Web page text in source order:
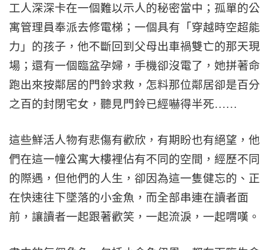
工人深深卡在一個難以示人的秘密當中；孤單的公
寓管理員奉派去修電梯；一個具有「穿越時空超能
力」的孩子，他不斷回到父母出車禍雙亡的那天現
場；還有一個臨盆孕婦，手機卻沒電了，她拼著命
跑出來按鄰居的門鈴求救，怎料那位鄰居卻是百分
之百的封閉宅女，聽見門鈴已經嚇得半死……
這些鮮活人物有悲傷有歡欣，有期盼也有絕望，他
們在這一幢公寓大樓裡佔有不同的空間，經歷不同
的際遇，但他們的人生，卻因為這一隻健忘的、正
在快速往下墜落的小金魚，而全部串連在讀者面
前，讓讀者一起跟著歡笑，一起流淚，一起喟嘆。